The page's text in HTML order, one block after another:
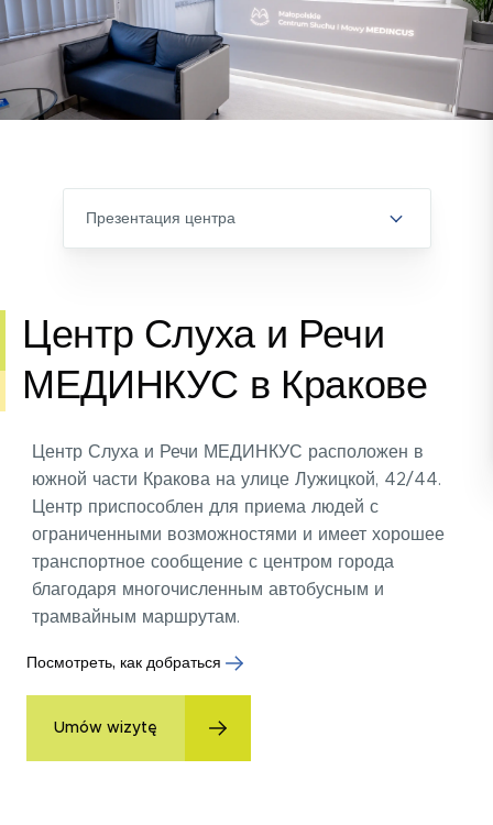
презентация центра
Центр Слуха и Речи
МЕДИНКУС в Кракове
Центр Слуха и Речи МЕДИНКУС расположен в
южной части Кракова на улице Лужицкой, 42/44.
Центр приспособлен для приема людей с
ограниченными возможностями и имеет хорошее
транспортное сообщение с центром города
благодаря многочисленным автобусным и
трамвайным маршрутам.
Посмотреть, как добраться
Umów wizytę